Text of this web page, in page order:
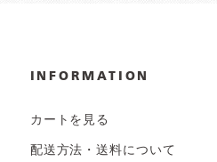
INFORMATION
カートを見る
配送方法・送料について